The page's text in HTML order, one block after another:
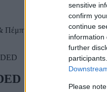
sensitive
confirm
continue
information
further
Please
Πέμπτη & Παρασκευή &